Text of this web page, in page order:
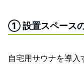
① 設置スペース
自宅用サウナを導